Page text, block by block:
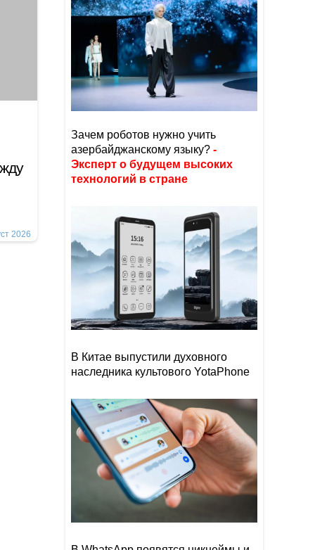
2026
Зачем роботов нужно учить
азербайджанскому языку? -
Эксперт о будущем высоких
технологий в стране
В Китае выпустили духовного
наследника культового YotaPhone